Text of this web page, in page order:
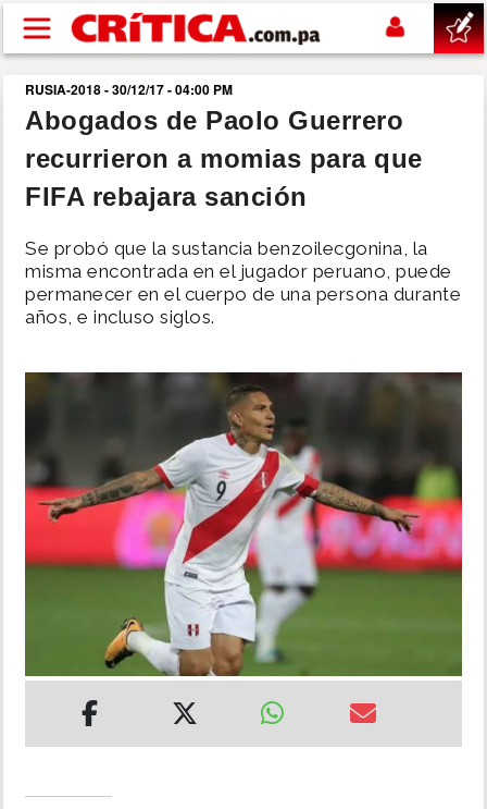
Pasar al contenido principal
buscar
SUCESOS
POLÍTICA
MUNDO
INSÓLITAS
RUSIA-2018 - 30/12/17 - 04:00 PM
Abogados de Paolo Guerrero
recurrieron a momias para que
FIFA rebajara sanción
Se probó que la sustancia benzoilecgonina, la
misma encontrada en el jugador peruano, puede
permanecer en el cuerpo de una persona durante
años, e incluso siglos.